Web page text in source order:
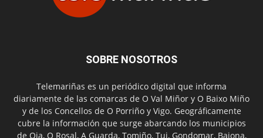
SOBRE NOSOTROS
Telemariñas es un periódico digital que informa
diariamente de las comarcas de O Val Miñor y O Baixo Miño
y de los Concellos de O Porriño y Vigo. Geográficamente
cubre la información que surge abarcando los municipios
de Oia, O Rosal, A Guarda, Tomiño, Tui, Gondomar, Baiona,